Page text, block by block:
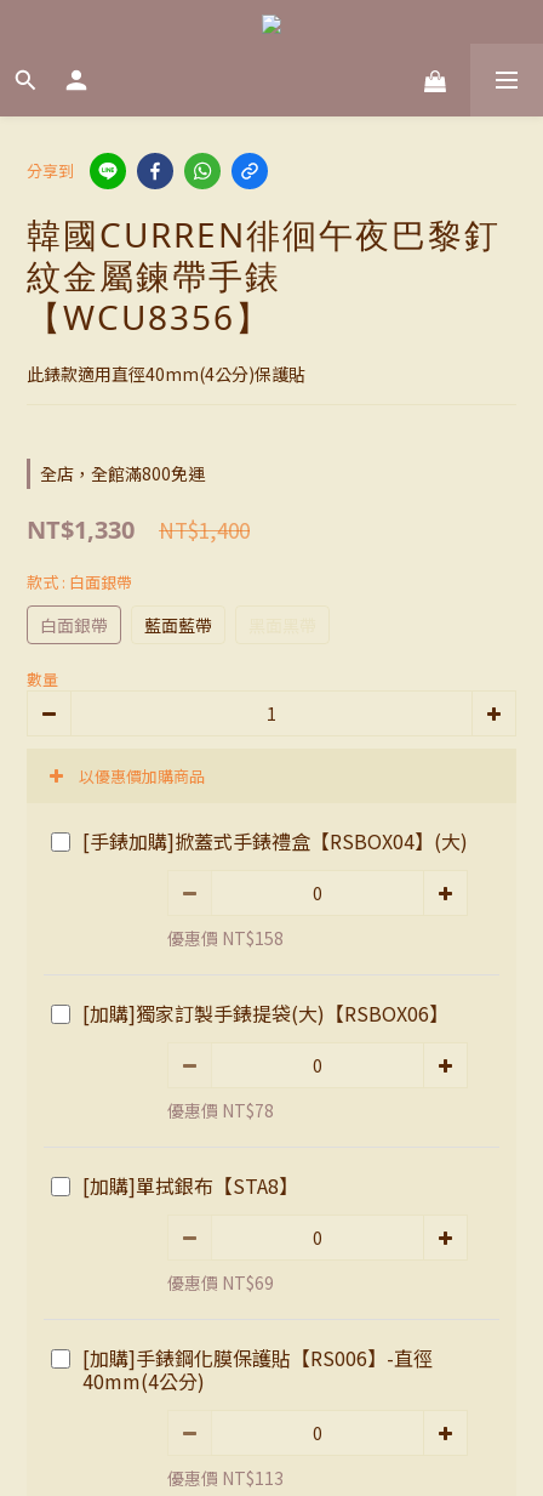
分享到
韓國CURREN徘徊午夜巴黎釘
紋金屬鍊帶手錶
【WCU8356】
此錶款適用直徑40mm(4公分)保護貼
全店，全館滿800免運
NT$1,330 NT$1,400
款式 : 白面銀帶
白面銀帶 藍面藍帶
數量
以優惠價加購商品
[手錶加購]掀蓋式手錶禮盒【RSBOX04】(大)
優惠價 NT$158
[加購]獨家訂製手錶提袋(大)【RSBOX06】
優惠價 NT$78
[加購]單拭銀布【STA8】
優惠價 NT$69
[加購]手錶鋼化膜保護貼【RS006】-直徑
40mm(4公分)
優惠價 NT$113